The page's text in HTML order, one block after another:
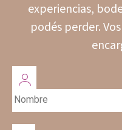
experiencias,
podés perder.